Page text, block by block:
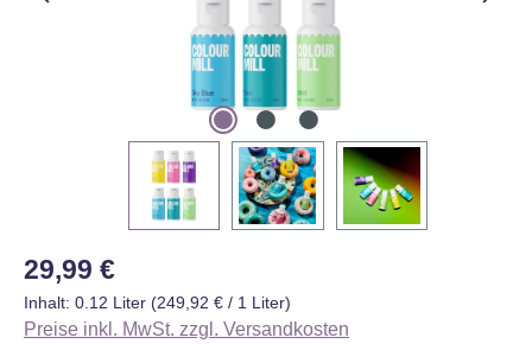
Regulärer Preis:
29,99 €
Inhalt: 0.12 Liter (249,92 € / 1 Liter)
Preise inkl. MwSt. zzgl. Versandkosten